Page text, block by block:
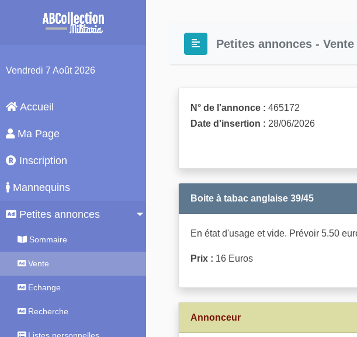
Vendredi 7 Août 2026
Accueil
Ma Page
Inscription
Mannequins
Petites annonces
Sommaire
Vente
Echange
Recherche
Petites annonces - Vente
N° de l'annonce : 465172
Date d'insertion : 28/06/2026
Boite à tabac anglaise 39/45
En état d'usage et vide. Prévoir 5.50
Prix : 16 Euros
Annonceur